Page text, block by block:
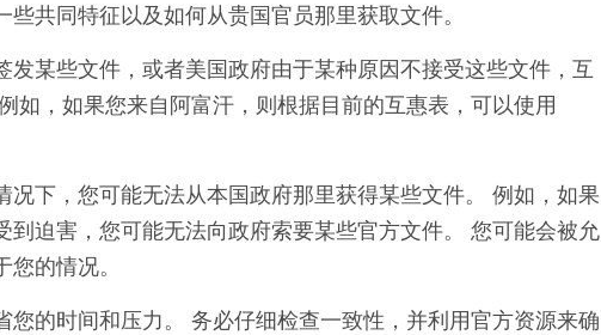
共同特征以及如何从贵国官员那里获取文件。
发某些文件，或者美国政府由于某种原因不接受这些文件，互
如，如果您来自阿富汗，则根据目前的互惠表，可以使用
况下，您可能无法从本国政府那里获得某些文件。 例如，如果
到迫害，您可能无法向政府索要某些官方文件。 您可能会被允
的情况。
您的时间和压力。 务必仔细检查一致性，并利用官方资源来确